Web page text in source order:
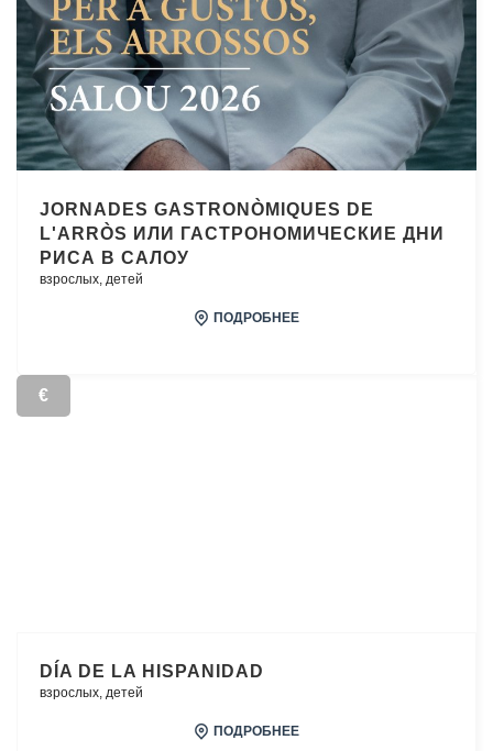
JORNADES GASTRONÒMIQUES DE
L'ARRÒS ИЛИ ГАСТРОНОМИЧЕСКИЕ ДНИ
РИСА В САЛОУ
взрослых, детей
ПОДРОБНЕЕ
€
DÍA DE LA HISPANIDAD
взрослых, детей
ПОДРОБНЕЕ